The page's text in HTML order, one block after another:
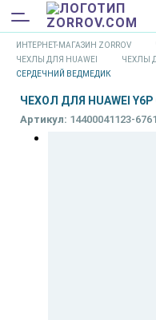
ИНТЕРНЕТ-МАГАЗИН ZORROV
ЧЕХЛЫ ДЛЯ HUAWEI
ЧЕХЛЫ
СЕРДЕЧНИЙ ВЕДМЕДИК
ЧЕХОЛ ДЛЯ HUAWEI
Артикул: 14400041123-